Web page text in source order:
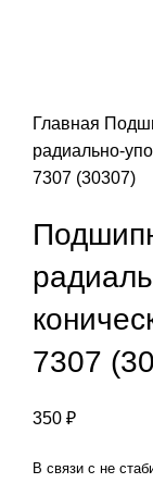
Главная
радиально-
7307 (30307)
7307
350 ₽
В связи с не